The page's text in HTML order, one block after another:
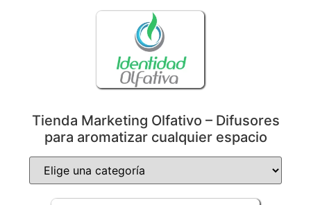
Tienda Marketing Olfativo – Difusores
para aromatizar cualquier espacio